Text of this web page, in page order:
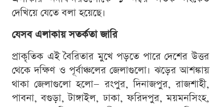
দেখিয়ে যেতে বলা হয়েছে।
যেসব এলাকায় সতর্কতা জারি
প্রাকৃতিক এই বৈরিতার মুখে পড়তে পারে দেশের উত্তর
থেকে দক্ষিণ ও পূর্বাঞ্চলের জেলাগুলো। ঝড়ের আশঙ্কায়
থাকা জেলাগুলো হলো— রংপুর, দিনাজপুর, রাজশাহী,
পাবনা, বগুড়া, টাঙ্গাইল, ঢাকা, ফরিদপুর, ময়মনসিংহ,